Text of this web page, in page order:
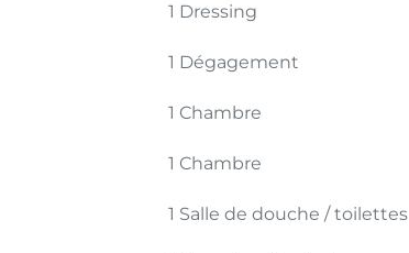
1 Dressing
1 Dégagement
1 Chambre
1 Chambre
1 Salle de douche / toilettes